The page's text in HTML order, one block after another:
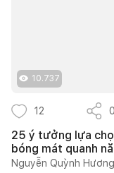
10.737
12 0
25 ý tưởng lựa
bóng mát quanh
Nguyễn Quỳnh Hương